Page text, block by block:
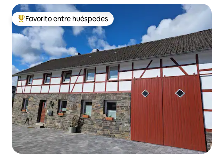
Favorito entre huéspedes preferido
Favorito entre huéspedes